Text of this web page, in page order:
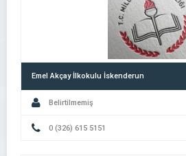
Emel Akçay İlkokulu İskenderun
Belirtilmemiş
0 (326) 615 5151